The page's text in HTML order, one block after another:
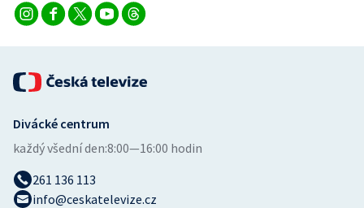
Divácké centrum
každý všední den:8:00—16:00 hodin
261 136 113
info@ceskatelevize.cz